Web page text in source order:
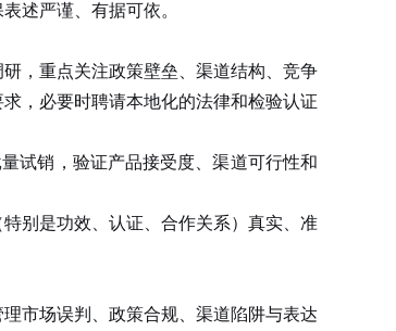
述严谨、有据可依。
，重点关注政策壁垒、渠道结构、竞争
，必要时聘请本地化的法律和检验认证
试销，验证产品接受度、渠道可行性和
别是功效、认证、合作关系）真实、准
市场误判、政策合规、渠道陷阱与表达